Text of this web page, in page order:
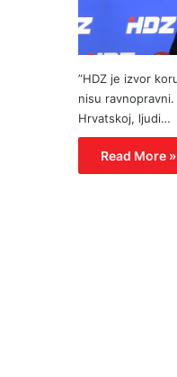
”HDZ je izvor
nisu
Hrvatskoj, ljudi…
Read More »